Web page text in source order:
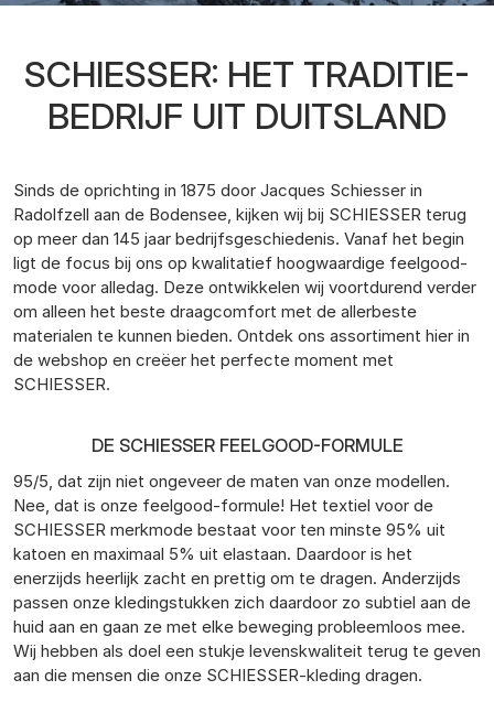
SCHIESSER: HET TRADITIE-
BEDRIJF UIT DUITSLAND
Sinds de oprichting in 1875 door Jacques Schiesser in
Radolfzell aan de Bodensee, kijken wij bij SCHIESSER terug
op meer dan 145 jaar bedrijfsgeschiedenis. Vanaf het begin
ligt de focus bij ons op kwalitatief hoogwaardige feelgood-
mode voor alledag. Deze ontwikkelen wij voortdurend verder
om alleen het beste draagcomfort met de allerbeste
materialen te kunnen bieden. Ontdek ons assortiment hier in
de webshop en creëer het perfecte moment met
SCHIESSER.
DE SCHIESSER FEELGOOD-FORMULE
95/5, dat zijn niet ongeveer de maten van onze modellen.
Nee, dat is onze feelgood-formule! Het textiel voor de
SCHIESSER merkmode bestaat voor ten minste 95% uit
katoen en maximaal 5% uit elastaan. Daardoor is het
enerzijds heerlijk zacht en prettig om te dragen. Anderzijds
passen onze kledingstukken zich daardoor zo subtiel aan de
huid aan en gaan ze met elke beweging probleemloos mee.
Wij hebben als doel een stukje levenskwaliteit terug te geven
aan die mensen die onze SCHIESSER-kleding dragen.